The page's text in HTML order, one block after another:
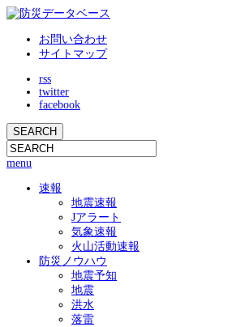
お問い合わせ
サイトマップ
rss
twitter
facebook
menu
速報
地震速報
Jアラート
気象速報
火山活動速報
防災ノウハウ
地震予知
地震
洪水
落雷